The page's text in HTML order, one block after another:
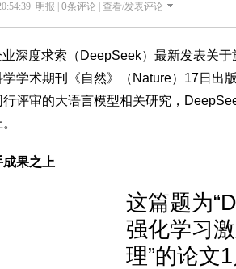
明报 | 0条评论 | 查看/发表评论
深度求索（DeepSeek）最新发表关
学术期刊《自然》（Nature）17日出
评审的大语言模型相关研究，
果之上
这篇题为
强化学习
理”的论文